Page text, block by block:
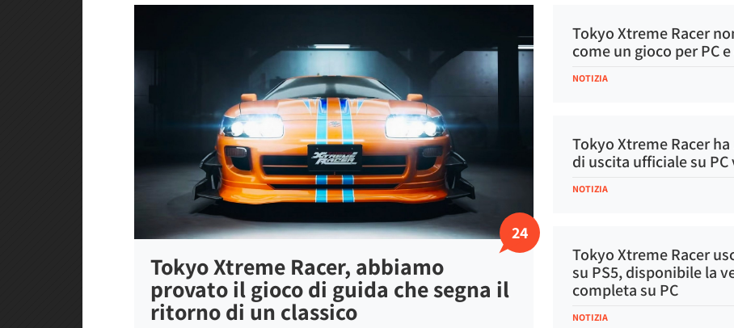
Tokyo Xtreme Racer, abbiamo
provato il gioco di guida che segna il
ritorno di un classico
24
Tokyo Xtreme Racer
come un gioco per PC
NOTIZIA
Tokyo Xtreme Racer
di uscita ufficiale su PC
NOTIZIA
Tokyo Xtreme Racer
su PS5, disponibile la
completa su PC
NOTIZIA